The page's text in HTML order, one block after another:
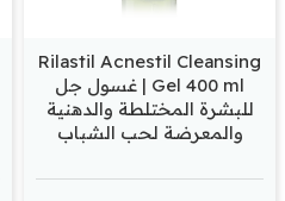
Rilastil Acnestil Cleansing
Gel 400 ml | غسول جل
للبشرة المختلطة والدهنية
والمعرضة لحب الشباب